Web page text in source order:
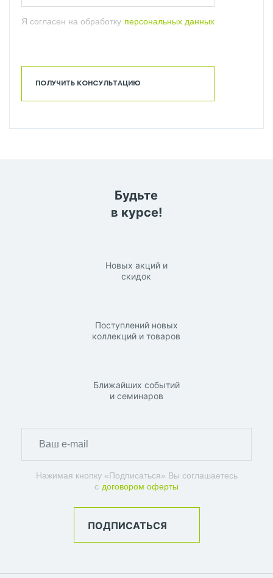
Я согласен на обработку персональных данных
ПОЛУЧИТЬ КОНСУЛЬТАЦИЮ
Будьте
в курсе!
Новых акций и
скидок
Поступлений новых
коллекций и товаров
Ближайших событий
и семинаров
Нажимая кнопку «Подписаться» Вы соглашаетесь
с договором оферты
ПОДПИСАТЬСЯ